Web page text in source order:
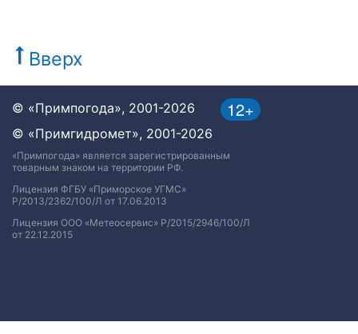
Вверх
12+
© «Примпогода», 2001-2026
© «Примгидромет», 2001-2026
«Примпогода» является зарегистрированным
товарным знаком на территории РФ.
Лицензия ФГБУ «Приморское УГМС»
Р/2013/2362/100/Л от 17.06.2013
Лицензия ООО «Метеосервис» Р/2015/2946/100/Л
от 22.12.2015